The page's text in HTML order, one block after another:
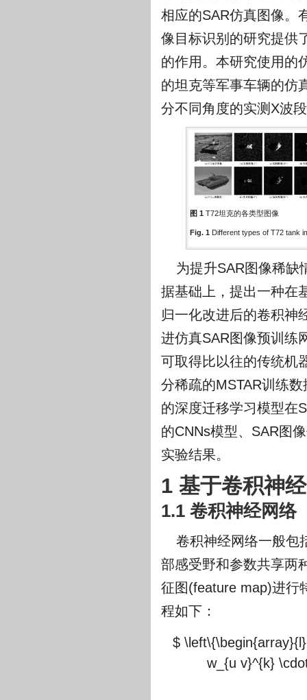
相应的SAR仿真图像。
像目标识别的研究提供
的作用。本研究使用的
的坦克等军事车辆的仿
分不同角度的实测X波
图 1 T72坦克的各类型图像
Fig. 1 Different types of T72 tank
为提升SAR图像稀缺
据基础上，提出一种在
归一化改进后的卷积神
进仿真SAR图像预训练
可取得比以往的传统机
分稀疏的MSTAR训练
的深度迁移学习模型在
的CNNs模型、SAR图
实验结果。
1 基于卷积神
1.1 卷积神经网络
卷积神经网络一般包
部感受野和参数共享两
征图(feature map)进行
程如下：
$
w_{u v}^{k}